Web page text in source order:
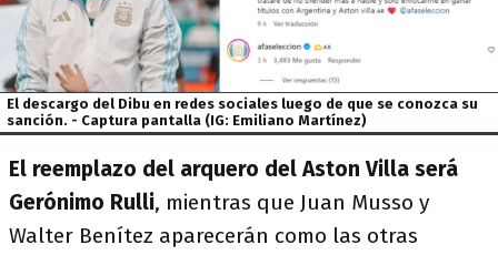
El descargo del Dibu en redes sociales luego de que se conozca su
sanción. - Captura pantalla (IG: Emiliano Martínez)
El reemplazo del arquero del Aston Villa será
Gerónimo Rulli, mientras que Juan Musso y
Walter Benítez aparecerán como las otras